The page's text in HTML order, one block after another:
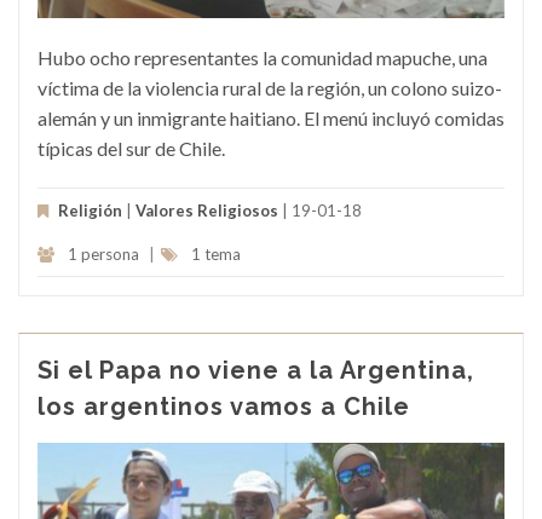
Hubo ocho representantes la comunidad mapuche, una
víctima de la violencia rural de la región, un colono suizo-
alemán y un inmigrante haitiano. El menú incluyó comidas
típicas del sur de Chile.
Religión Valores Religiosos | 19-01-18
1 persona 1 tema
Si el Papa no viene a la Argentina,
los argentinos vamos a Chile